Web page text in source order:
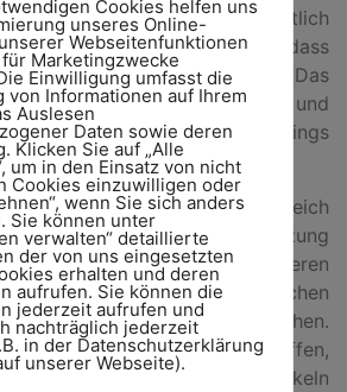
Bereitschaft, sich ehrenamtlich
Projekt ein. Wir wissen, dass
Behinderung einzigartig sind. Das
jedes Kind die Situationen und
die während des Trainings
erlebt und verarbeitet.
in diesem Bereich
jede Form von Unterstützung
wird. Eltern, die sich engagieren
an einer ehrenamtlichen
herzlich eingeladen mitzumachen.
inklusive Umgebung zu schaffen,
wohlfühlen und weiterentwickeln
Cookies helfen uns
unseres Online-
Webseitenfunktionen
Marketingzwecke
Einwilligung umfasst die
von Informationen auf Ihrem
Auslesen
Daten sowie deren
Klicken Sie auf „Alle
um in den Einsatz von nicht
Cookies einzuwilligen oder
wenn Sie sich anders
Sie können unter
verwalten“ detaillierte
der von uns eingesetzten
erhalten und deren
aufrufen. Sie können die
jederzeit aufrufen und
nachträglich jederzeit
in der Datenschutzerklärung
unserer Webseite).